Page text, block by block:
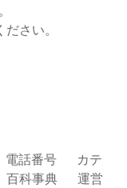
さい。
電話番号
カテ
百科事典
運営